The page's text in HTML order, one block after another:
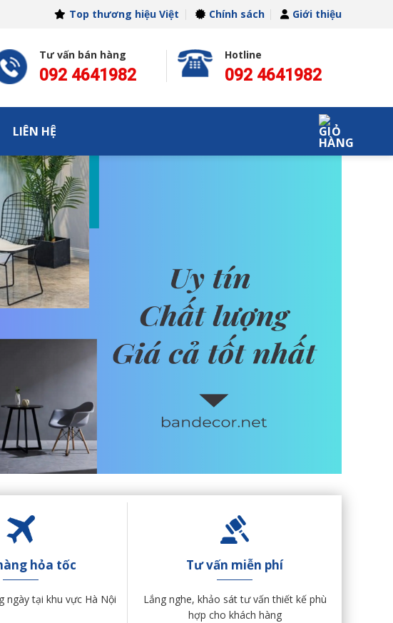
Top thương hiệu Việt Chính sách Giới thiệu
Tư vấn bán hàng
092 4641982
Hotline
092 4641982
LIÊN HỆ
hỏa tốc
ngày tại khu vực Hà Nội
Tư vấn miễn phí
Lắng nghe, khảo sát tư vấn thiết kế phù
hợp cho khách hàng